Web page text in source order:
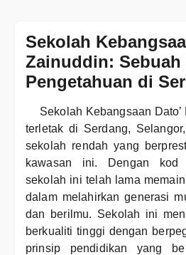
Sekolah
Zainuddin: Sebuah
Pengetahuan di
Sekolah Kebangsaan
terletak di Serdang,
sekolah rendah yang
kawasan ini. Dengan kod
sekolah ini telah lama
dalam melahirkan generasi
dan berilmu. Sekolah ini
berkualiti tinggi dengan
prinsip pendidikan yang